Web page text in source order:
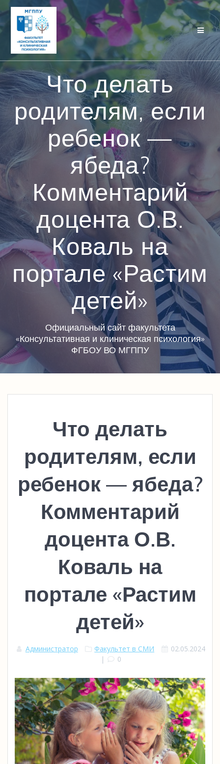
Перейти
к
контенту
Что делать
родителям, если
ребенок —
ябеда?
Комментарий
доцента О.В.
Коваль на
портале «Растим
детей»
Официальный сайт факультета
«Консультативная и клиническая психология»
ФГБОУ ВО МГППУ
Что делать
родителям, если
ребенок — ябеда?
Комментарий
доцента О.В.
Коваль на
портале «Растим
детей»
Администратор Факультет в СМИ
02.05.2024
|
0